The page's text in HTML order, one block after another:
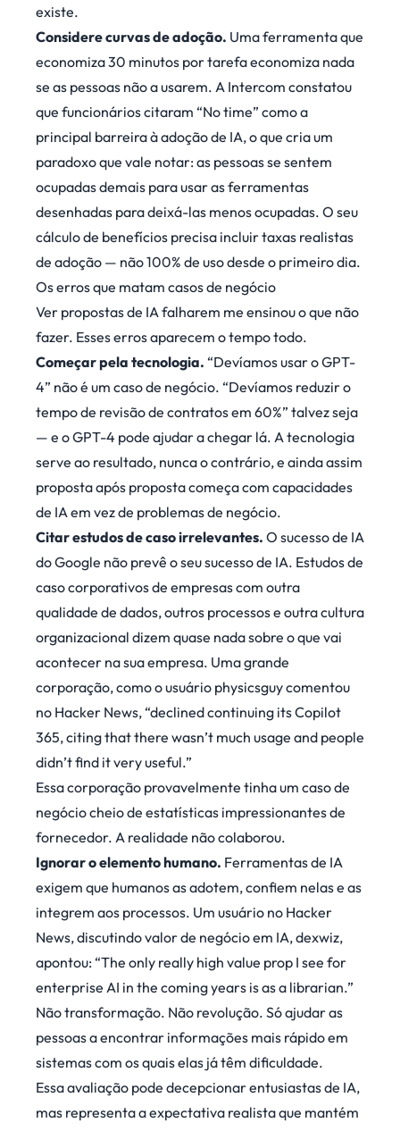
existe.
Considere curvas de adoção. Uma ferramenta que
economiza 30 minutos por tarefa economiza nada
se as pessoas não a usarem. A Intercom constatou
que funcionários citaram “No time” como a
principal barreira à adoção de IA, o que cria um
paradoxo que vale notar: as pessoas se sentem
ocupadas demais para usar as ferramentas
desenhadas para deixá-las menos ocupadas. O seu
cálculo de benefícios precisa incluir taxas realistas
de adoção — não 100% de uso desde o primeiro dia.
Os erros que matam casos de negócio
Ver propostas de IA falharem me ensinou o que não
fazer. Esses erros aparecem o tempo todo.
Começar pela tecnologia. “Devíamos usar o GPT-
4” não é um caso de negócio. “Devíamos reduzir o
tempo de revisão de contratos em 60%” talvez seja
— e o GPT-4 pode ajudar a chegar lá. A tecnologia
serve ao resultado, nunca o contrário, e ainda assim
proposta após proposta começa com capacidades
de IA em vez de problemas de negócio.
Citar estudos de caso irrelevantes. O sucesso de IA
do Google não prevê o seu sucesso de IA. Estudos de
caso corporativos de empresas com outra
qualidade de dados, outros processos e outra cultura
organizacional dizem quase nada sobre o que vai
acontecer na sua empresa. Uma grande
corporação, como o usuário physicsguycomentou
no Hacker News, “declined continuing its Copilot
365, citing that there wasn’t much usage and people
didn’t find it very useful.”
Essa corporação provavelmente tinha um caso de
negócio cheio de estatísticas impressionantes de
fornecedor. A realidade não colaborou.
Ignorar o elemento humano. Ferramentas de IA
exigem que humanos as adotem, confiem nelas e as
integrem aos processos. Um usuário no Hacker
News, discutindo valor de negócio em IA, dexwiz,
apontou: “The only really high value prop I see for
enterprise AI in the coming years is as a librarian.”
Não transformação. Não revolução. Só ajudar as
pessoas a encontrar informações mais rápido em
sistemas com os quais elas já têm dificuldade.
Essa avaliação pode decepcionar entusiastas de IA,
mas representa a expectativa realista que mantém